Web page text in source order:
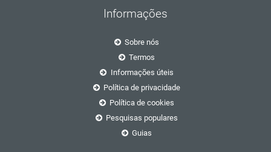
Informações
Sobre nós
Termos
Informações úteis
Política de privacidade
Política de cookies
Pesquisas populares
Guias